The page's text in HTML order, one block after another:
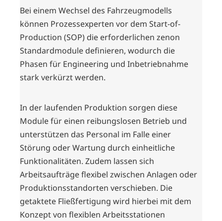
Bei einem Wechsel des Fahrzeugmodells
können Prozessexperten vor dem Start-of-
Production (SOP) die erforderlichen zenon
Standardmodule definieren, wodurch die
Phasen für Engineering und Inbetriebnahme
stark verkürzt werden.
In der laufenden Produktion sorgen diese
Module für einen reibungslosen Betrieb und
unterstützen das Personal im Falle einer
Störung oder Wartung durch einheitliche
Funktionalitäten. Zudem lassen sich
Arbeitsaufträge flexibel zwischen Anlagen oder
Produktionsstandorten verschieben. Die
getaktete Fließfertigung wird hierbei mit dem
Konzept von flexiblen Arbeitsstationen